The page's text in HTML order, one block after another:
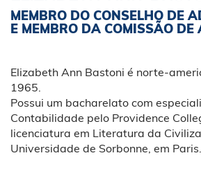
CARREIRAS
MEMBRO DO CONSELHO DE
E MEMBRO DA COMISSÃO
Elizabeth Ann Bastoni é norte-
1965.
Possui um bacharelato com
Contabilidade pelo Providence
licenciatura em Literatura da
Universidade de Sorbonne, em Paris.